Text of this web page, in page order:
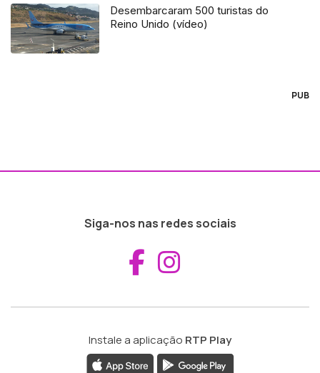
Desembarcaram 500 turistas do
Reino Unido (vídeo)
PUB
Siga-nos nas redes sociais
Aceder ao
Instale a aplicação RTP Play